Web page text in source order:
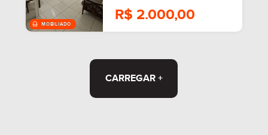
R$ 2.000,00
CARREGAR +